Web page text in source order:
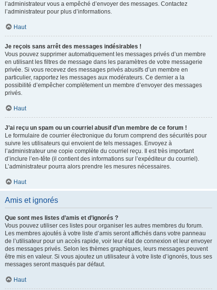
l’administrateur vous a empêché d’envoyer des messages. Contactez
l’administrateur pour plus d’informations.
Haut
Je reçois sans arrêt des messages indésirables !
Vous pouvez supprimer automatiquement les messages privés d’un membre
en utilisant les filtres de message dans les paramètres de votre messagerie
privée. Si vous recevez des messages privés abusifs d’un membre en
particulier, rapportez les messages aux modérateurs. Ce dernier a la
possibilité d’empêcher complètement un membre d’envoyer des messages
privés.
Haut
J’ai reçu un spam ou un courriel abusif d’un membre de ce forum !
Le formulaire de courrier électronique du forum comprend des sécurités pour
suivre les utilisateurs qui envoient de tels messages. Envoyez à
l’administrateur une copie complète du courriel reçu. Il est très important
d’inclure l’en-tête (il contient des informations sur l’expéditeur du courriel).
L’administrateur pourra alors prendre les mesures nécessaires.
Haut
Amis et ignorés
Que sont mes listes d’amis et d’ignorés ?
Vous pouvez utiliser ces listes pour organiser les autres membres du forum.
Les membres ajoutés à votre liste d’amis seront affichés dans votre panneau
de l’utilisateur pour un accès rapide, voir leur état de connexion et leur envoyer
des messages privés. Selon les thèmes graphiques, leurs messages peuvent
être mis en valeur. Si vous ajoutez un utilisateur à votre liste d’ignorés, tous ses
messages seront masqués par défaut.
Haut